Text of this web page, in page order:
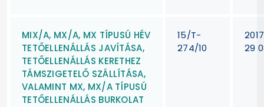
MIX/A, MX/A, MX TÍPUSÚ HÉV
TETŐELLENÁLLÁS JAVÍTÁSA,
TETŐELLENÁLLÁS KERETHEZ
TÁMSZIGETELŐ SZÁLLÍTÁSA,
VALAMINT MX, MX/A TÍPUSÚ
TETŐELLENÁLLÁS BURKOLAT
15/T-
274/10
29